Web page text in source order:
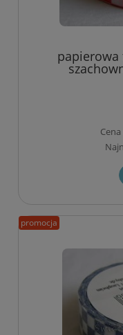
papierowa
promocja